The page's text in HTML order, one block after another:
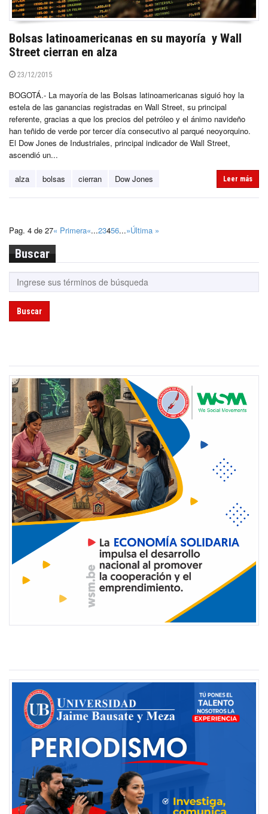
Bolsas latinoamericanas en su mayoría y Wall
Street cierran en alza
23/12/2015
BOGOTÁ.- La mayoría de las Bolsas latinoamericanas siguió hoy la
estela de las ganancias registradas en Wall Street, su principal
referente, gracias a que los precios del petróleo y el ánimo navideño
han teñido de verde por tercer día consecutivo al parqué neoyorquino.
El Dow Jones de Industriales, principal indicador de Wall Street,
ascendió un...
alza bolsas cierran Dow Jones Leer más
Pag. 4 de 27« Primera«...23456...»Última »
Buscar
Buscar